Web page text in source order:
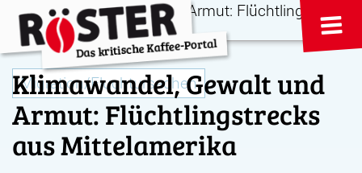
Migration/Fluchtursachen
Klimawandel, Gewalt und
Armut: Flüchtlingstrecks
aus Mittelamerika